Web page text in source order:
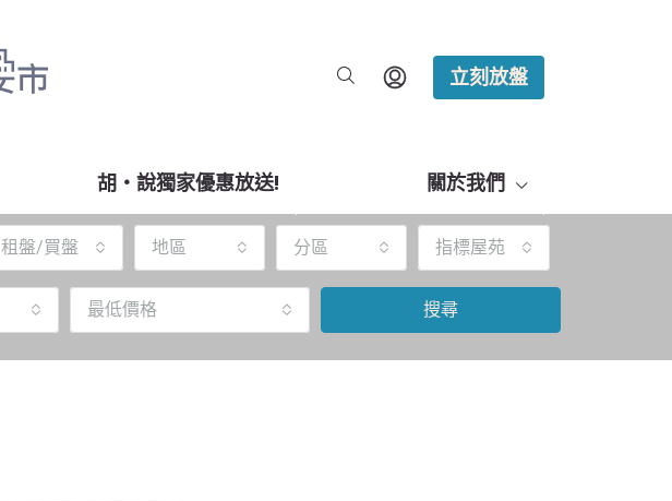
立刻放盤
胡‧說獨家優惠放送! 關於我們
租盤/買盤 地區 分區 指標屋苑
最低價格 搜尋